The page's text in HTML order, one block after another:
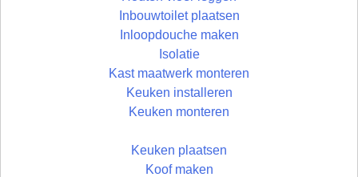
Inbouwtoilet plaatsen
Inloopdouche maken
Isolatie
Kast maatwerk monteren
Keuken installeren
Keuken monteren
Keuken plaatsen
Koof maken